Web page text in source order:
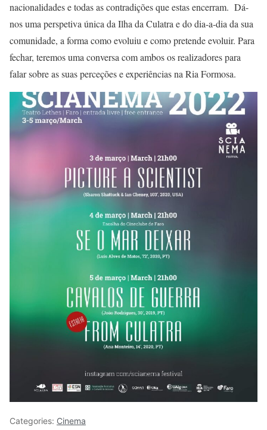
nacionalidades e todas as contradições que estas encerram. Dá-
nos uma perspetiva única da Ilha da Culatra e do dia-a-dia da sua
comunidade, a forma como evoluiu e como pretende evoluir. Para
fechar, teremos uma conversa com ambos os realizadores para
falar sobre as suas perceções e experiências na Ria Formosa.
Categories: Cinema